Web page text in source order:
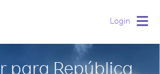
Login
para República